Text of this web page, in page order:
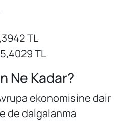
TL
TL
Ne Kadar?
ekonomisine dair
de dalgalanma